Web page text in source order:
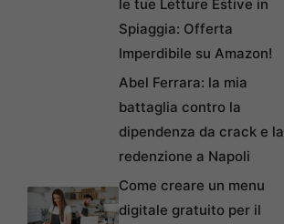
le tue Letture Estive in
Spiaggia: Offerta
Imperdibile su Amazon!
Abel Ferrara: la mia
battaglia contro la
dipendenza da crack e la
redenzione a Napoli
Come creare un menu
digitale gratuito per il